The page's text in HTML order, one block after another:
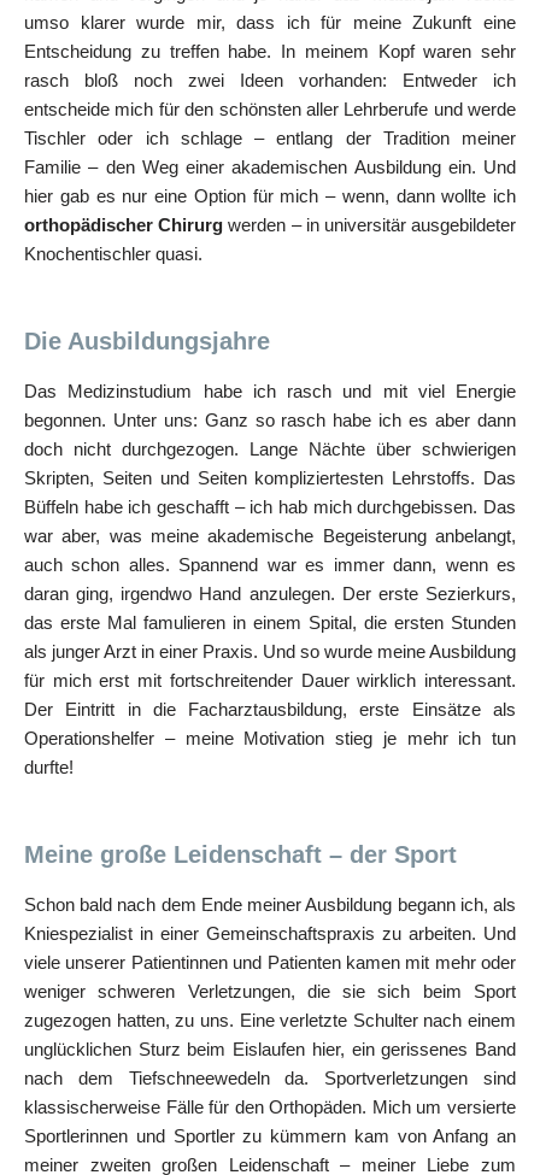
umso klarer wurde mir, dass ich für meine Zukunft eine
Entscheidung zu treffen habe. In meinem Kopf waren sehr
rasch bloß noch zwei Ideen vorhanden: Entweder ich
entscheide mich für den schönsten aller Lehrberufe und werde
Tischler oder ich schlage – entlang der Tradition meiner
Familie – den Weg einer akademischen Ausbildung ein. Und
hier gab es nur eine Option für mich – wenn, dann wollte ich
orthopädischer Chirurg werden – in universitär ausgebildeter
Knochentischler quasi.
Die Ausbildungsjahre
Das Medizinstudium habe ich rasch und mit viel Energie
begonnen. Unter uns: Ganz so rasch habe ich es aber dann
doch nicht durchgezogen. Lange Nächte über schwierigen
Skripten, Seiten und Seiten kompliziertesten Lehrstoffs. Das
Büffeln habe ich geschafft – ich hab mich durchgebissen. Das
war aber, was meine akademische Begeisterung anbelangt,
auch schon alles. Spannend war es immer dann, wenn es
daran ging, irgendwo Hand anzulegen. Der erste Sezierkurs,
das erste Mal famulieren in einem Spital, die ersten Stunden
als junger Arzt in einer Praxis. Und so wurde meine Ausbildung
für mich erst mit fortschreitender Dauer wirklich interessant.
Der Eintritt in die Facharztausbildung, erste Einsätze als
Operationshelfer – meine Motivation stieg je mehr ich tun
durfte!
Meine große Leidenschaft – der Sport
Schon bald nach dem Ende meiner Ausbildung begann ich, als
Kniespezialist in einer Gemeinschaftspraxis zu arbeiten. Und
viele unserer Patientinnen und Patienten kamen mit mehr oder
weniger schweren Verletzungen, die sie sich beim Sport
zugezogen hatten, zu uns. Eine verletzte Schulter nach einem
unglücklichen Sturz beim Eislaufen hier, ein gerissenes Band
nach dem Tiefschneewedeln da. Sportverletzungen sind
klassischerweise Fälle für den Orthopäden. Mich um versierte
Sportlerinnen und Sportler zu kümmern kam von Anfang an
meiner zweiten großen Leidenschaft – meiner Liebe zum